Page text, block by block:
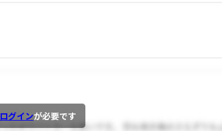
ログインが必要です